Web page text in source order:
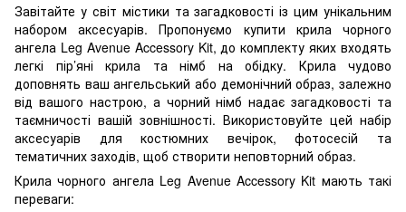
Завітайте у світ містики та загадковості із цим унікальним
набором аксесуарів. Пропонуємо купити крила чорного
ангела Leg Avenue Accessory Kit, до комплекту яких входять
легкі пір’яні крила та німб на обідку. Крила чудово
доповнять ваш ангельський або демонічний образ, залежно
від вашого настрою, а чорний німб надає загадковості та
таємничості вашій зовнішності. Використовуйте цей набір
аксесуарів для костюмних вечірок, фотосесій та
тематичних заходів, щоб створити неповторний образ.
Крила чорного ангела Leg Avenue Accessory Kit мають такі
переваги: